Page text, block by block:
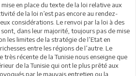
en place du texte de la loi relative aux
de la loi n’est pas encore au rendez-
considérations. Le renvoi par la loi à des
dans leur majorité, toujours pas de mise
les limites de la stratégie de l’Etat en
entre les régions de l’autre. Le
très récente de la Tunisie nous enseigne que
de la Tunisie qui ont le plus prêté aux
par le mauvais entretien ou la